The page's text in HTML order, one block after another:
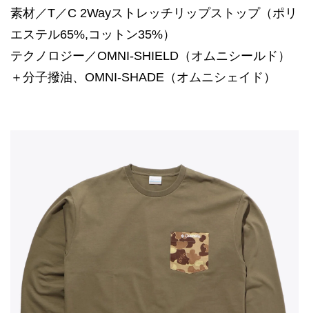
素材／T／C 2Wayストレッチリップストップ（ポリ
エステル65%,コットン35%）
テクノロジー／OMNI-SHIELD（オムニシールド）
＋分子撥油、OMNI-SHADE（オムニシェイド）